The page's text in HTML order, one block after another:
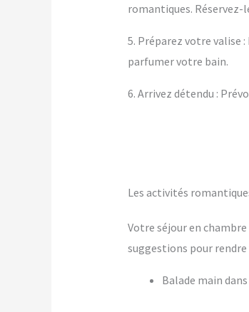
romantiques. Réservez-
5. Préparez votre valise
parfumer votre bain.
6. Arrivez détendu :
Les activités
Votre séjour en
suggestions pour rendre
Balade main